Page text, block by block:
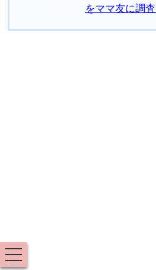
をママ友に調
toggle
navigation